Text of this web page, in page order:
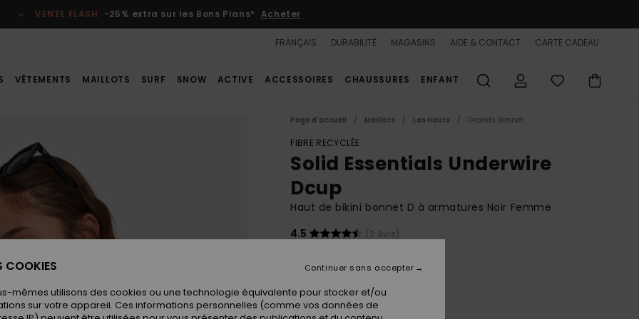
VENTE FLASH -25% extra sur les Bons Plans* Acheter
FRANÇAIS DURABILITÉ MAGASINS AIDE & CONTACT CARTE CADEAU
VÊTEMENTS MAILLOTS SURF SNOW ACTIVE ACCESSOIRES CHAUSSURES ENFANT
Page d'accueil Maillots Les Hauts Grands Bonnet
FIBRE RECYCLÉE
Solid Essentials Underwire
Dcup
Haut de bikini bonnet D à armatures Noir Femme
4.5
(2 Avis)
40,00 €
Couleur
COOKIES
mêmes utilisons des cookies ou une technologie équivalente pour stocker et/ou
sur votre appareil. Ces informations personnelles (comme vos données de
Continuer sans accepter